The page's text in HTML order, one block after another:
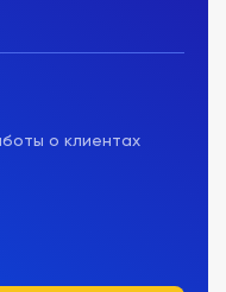
о клиентах